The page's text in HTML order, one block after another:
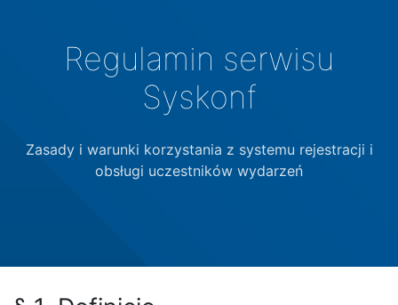
Regulamin serwisu
Syskonf
Zasady i warunki korzystania z systemu rejestracji i
obsługi uczestników wydarzeń